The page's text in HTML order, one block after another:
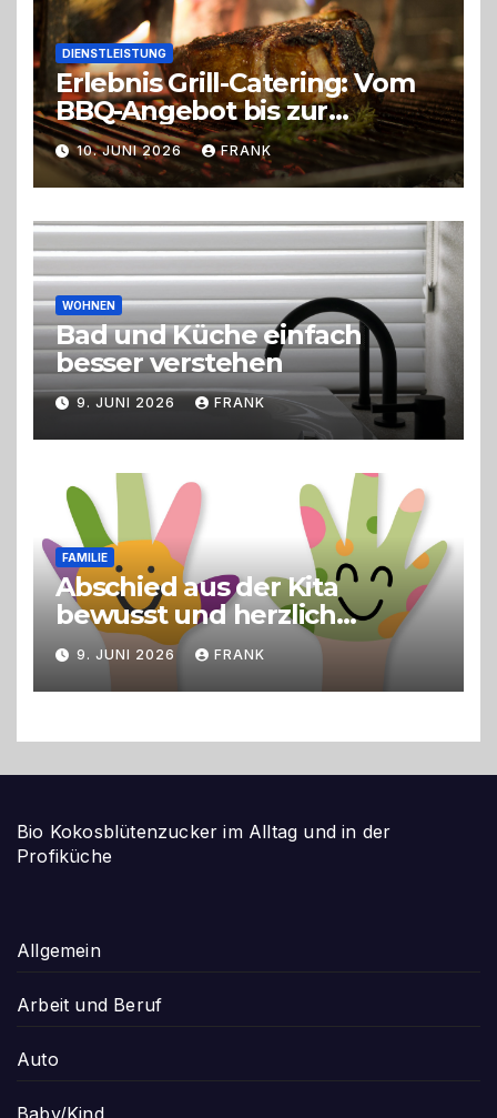
DIENSTLEISTUNG
Erlebnis Grill-Catering: Vom
BBQ-Angebot bis zur
perfekten Eventorganisation
Trend zu Outdoor-Events,
Erlebnisgastronomie und
Live-Cooking
10. JUNI 2026 FRANK
WOHNEN
Bad und Küche einfach
besser verstehen
9. JUNI 2026 FRANK
FAMILIE
Abschied aus der Kita
bewusst und herzlich
gestalten
9. JUNI 2026 FRANK
Bio Kokosblütenzucker im Alltag und in der
Profiküche
Allgemein
Arbeit und Beruf
Auto
Baby/Kind